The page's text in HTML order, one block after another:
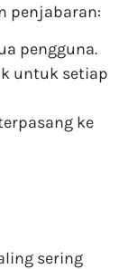
penjabaran:
pengguna.
untuk setiap
ke
sering